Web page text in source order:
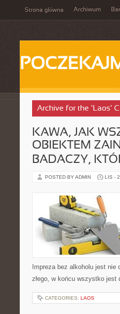
Strona główna Archiwum
Archive for the ‘Laos’
KAWA, JAK
OBIEKTEM
BADACZY,
POSTED BY ADMIN LIS -
Impreza bez alkoholu jest
złego, w końcu wszystko
CATEGORIES: LAOS